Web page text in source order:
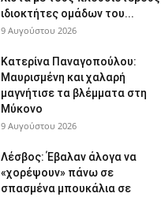
ιδιοκτήτες ομάδων του...
9 Αυγούστου 2026
Κατερίνα Παναγοπούλου:
Μαυρισμένη και χαλαρή
μαγνήτισε τα βλέμματα στη
Μύκονο
9 Αυγούστου 2026
Λέσβος: Έβαλαν άλογα να
«χορέψουν» πάνω σε
σπασμένα μπουκάλια σε